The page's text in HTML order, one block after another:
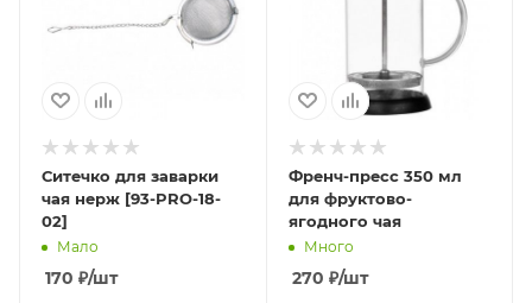
Ситечко для заварки
чая нерж [93-PRO-18-
02]
Мало
170 ₽/шт
Френч-пресс 350 мл
для фруктово-
ягодного чая
Много
270 ₽/шт